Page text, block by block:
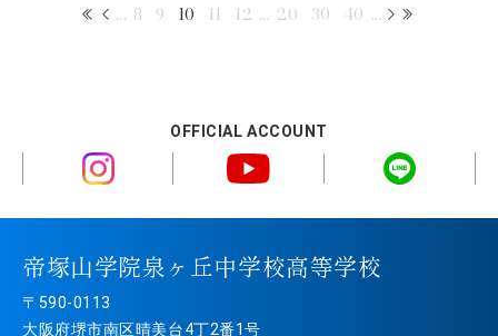
... 8 9 10 11 12 ... 20 30 40 ...
OFFICIAL ACCOUNT
帝塚山学院泉ヶ丘中学校高等学校
〒590-0113
大阪府堺市南区晴美台4丁2番1号